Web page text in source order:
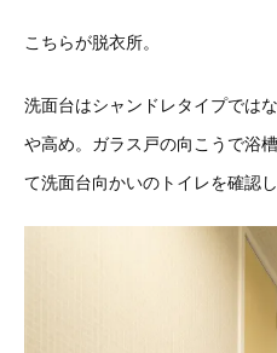
こちらが脱衣所。
洗面台はシャンドレタイプでは
や高め。 ガラス戸の向こうで浴
て洗面台向かいのトイレを確認し